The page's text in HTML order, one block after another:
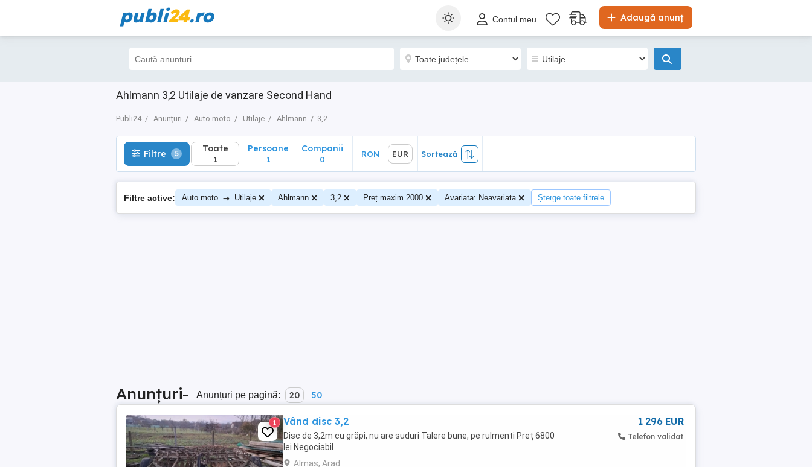
publi24.ro Adaugă anunț
Contul meu
Ahlmann 3,2 Utilaje de vanzare Second Hand
Publi24 Anunțuri Auto moto Utilaje Ahlmann 3,2
Filtre 5 Toate
1
Sortează
Filtre 5 Toate
1
Persoane
1
Companii
0
RON EUR Sortează
Filtre active: Auto moto → Utilaje Ahlmann 3,2 Preț maxim 2000 Avariata: Neavariata Șterge toate filtrele
Anunțuri– Anunțuri pe pagină: 20 50
1 Vând disc 3,2
Disc de 3,2m cu grăpi, nu are suduri Talere bune, pe rulmenti Preț 6800
lei Negociabil
Almas, Arad
1 296 EUR
Telefon validat